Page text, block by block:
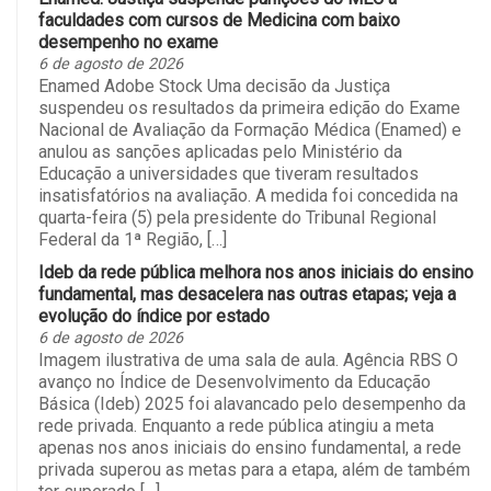
faculdades com cursos de Medicina com baixo
desempenho no exame
6 de agosto de 2026
Enamed Adobe Stock Uma decisão da Justiça
suspendeu os resultados da primeira edição do Exame
Nacional de Avaliação da Formação Médica (Enamed) e
anulou as sanções aplicadas pelo Ministério da
Educação a universidades que tiveram resultados
insatisfatórios na avaliação. A medida foi concedida na
quarta-feira (5) pela presidente do Tribunal Regional
Federal da 1ª Região, […]
Ideb da rede pública melhora nos anos iniciais do ensino
fundamental, mas desacelera nas outras etapas; veja a
evolução do índice por estado
6 de agosto de 2026
Imagem ilustrativa de uma sala de aula. Agência RBS O
avanço no Índice de Desenvolvimento da Educação
Básica (Ideb) 2025 foi alavancado pelo desempenho da
rede privada. Enquanto a rede pública atingiu a meta
apenas nos anos iniciais do ensino fundamental, a rede
privada superou as metas para a etapa, além de também
ter superado […]